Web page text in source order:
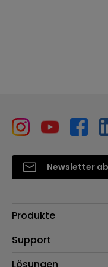
Newsletter
Produkte
Beamer
Support
Kontakt
Lösungen